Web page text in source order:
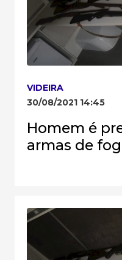
VIDEIRA
30/08/2021 14:45
Homem é
armas de